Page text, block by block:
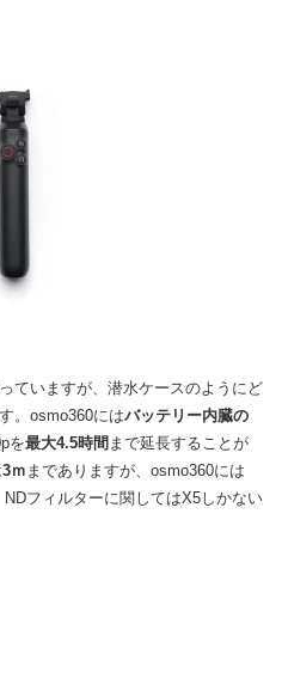
ていますが、潜水ケースのようにど
。osmo360にはバッテリー内臓の
を最大4.5時間 まで延長することが
3ｍ までありますが、osmo360には
フィルターに関してはX5しかない